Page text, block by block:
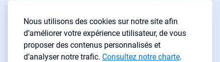
Nous utilisons des cookies sur notre site afin
d’améliorer votre expérience utilisateur, de vous
proposer des contenus personnalisés et
d’analyser notre trafic. Consultez notre charte.
LyBox met à votre disposition un agrégateur d'annonces
immobilières qui vous permet de rechercher les annonces de plus
de 1500 sites immobilier en un seul endroit.